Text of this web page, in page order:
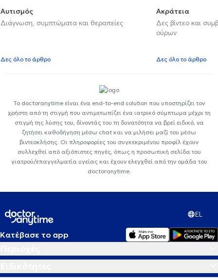
Αυτισμός
Διάγνωση, συμπτώματα και θεραπείες
Δες όλο το άρθρο
Ακράτεια
Δες βίντεο και
ούρων
Δες όλο το άρθρο
Το doctoranytime είναι ένα end-to-end solution που υποστηρίζει τον
χρήστη από τη στιγμή που αντιμετωπίζει ένα ιατρικό σύμπτωμα μέχρι τη
στιγμή της λύσης του, δίνοντάς του τη δυνατότητα να βρεί ειδικό, να
ζητήσει καθοδήγηση μέσω chat και να μιλήσει μαζί του μέσω
βιντεοκλήσης. Οι πληροφορίες του συγκεκριμένου προφίλ έχουν
συλλεχθεί από αξιόπιστες πηγές, όπως η προσωπική σελίδα του
γιατρού/επαγγελματία υγείας και έχουν ελεγχθεί από την ομάδα του
doctoranytime.
EL
Κατέβασε το app